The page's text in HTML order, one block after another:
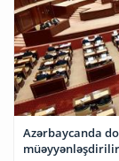
Azərbaycanda
müəyyənləşdirilir